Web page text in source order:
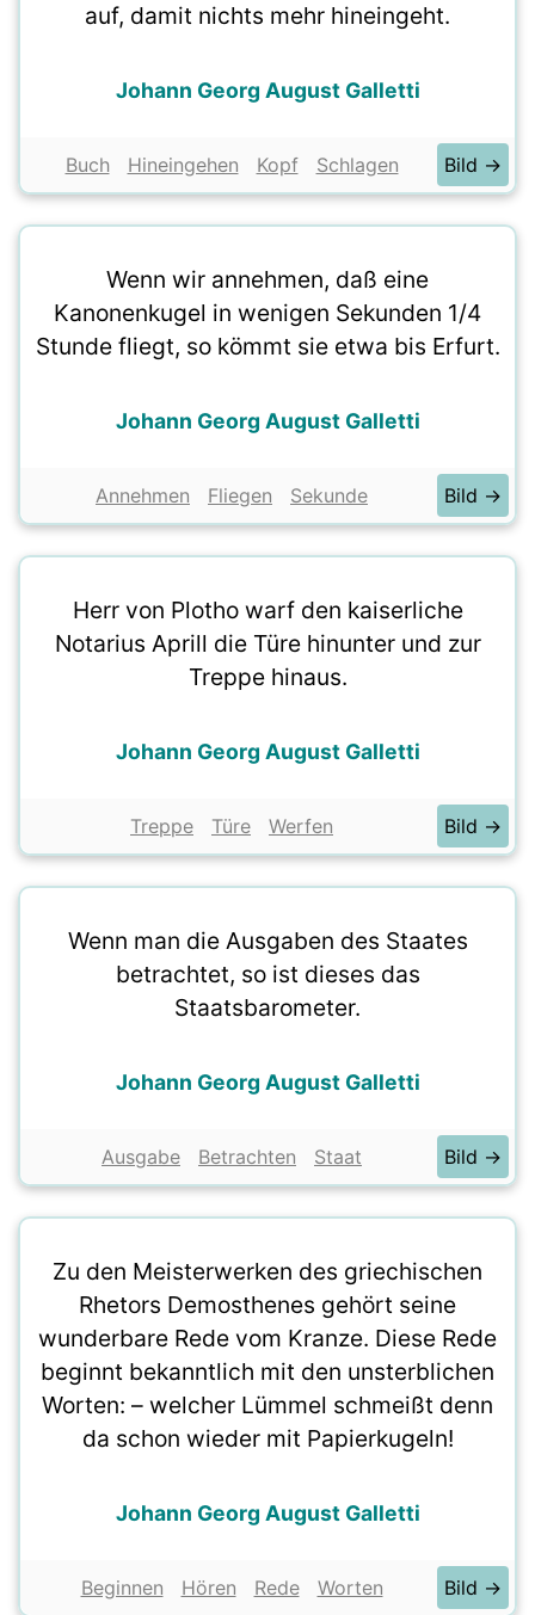
auf, damit nichts mehr hineingeht.
Johann Georg August Galletti
Buch Hineingehen Kopf Schlagen Bild →
Wenn wir annehmen, daß eine
Kanonenkugel in wenigen Sekunden 1/4
Stunde fliegt, so kömmt sie etwa bis Erfurt.
Johann Georg August Galletti
Annehmen Fliegen Sekunde Bild →
Herr von Plotho warf den kaiserliche
Notarius Aprill die Türe hinunter und zur
Treppe hinaus.
Johann Georg August Galletti
Treppe Türe Werfen Bild →
Wenn man die Ausgaben des Staates
betrachtet, so ist dieses das
Staatsbarometer.
Johann Georg August Galletti
Ausgabe Betrachten Staat Bild →
Zu den Meisterwerken des griechischen
Rhetors Demosthenes gehört seine
wunderbare Rede vom Kranze. Diese Rede
beginnt bekanntlich mit den unsterblichen
Worten: – welcher Lümmel schmeißt denn
da schon wieder mit Papierkugeln!
Johann Georg August Galletti
Beginnen Hören Rede Worten Bild →